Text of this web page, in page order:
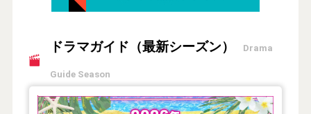
ドラマガイド（最新シーズン） Drama
Guide Season
【2026年夏】TVドラマガイド